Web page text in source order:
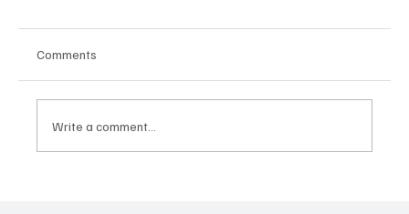
Comments
Write a comment...